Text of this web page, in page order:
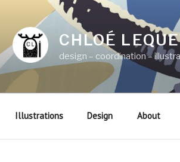
CHLOÉ
design – coordination –
Illustrations Design About